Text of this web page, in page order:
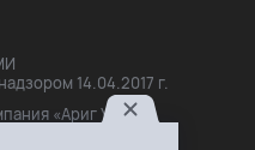
14.04.2017 г.
«Ариг Ус»,
О.Б.